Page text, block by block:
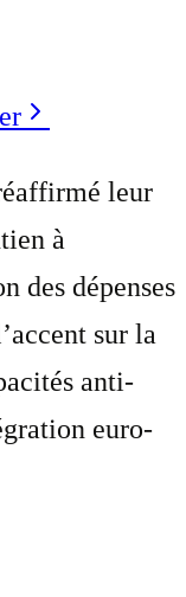
leur
à
des dépenses
sur la
anti-
euro-